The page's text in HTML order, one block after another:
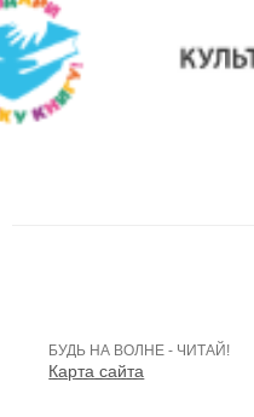
БУДЬ НА ВОЛНЕ - ЧИТАЙ!
Карта сайта